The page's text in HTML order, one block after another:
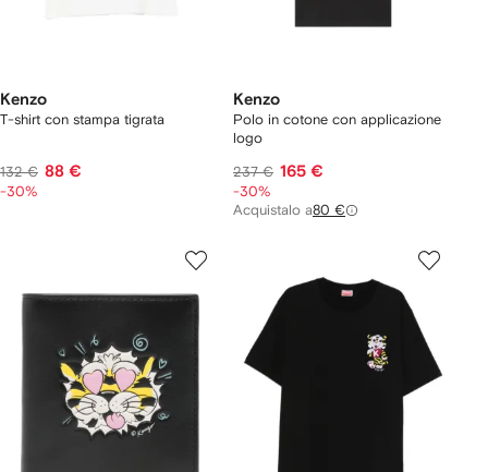
Kenzo
T-shirt con stampa tigrata
132 € 88 €
-30%
Kenzo
Polo in cotone con applicazione
logo
237 € 165 €
-30%
Acquistalo a80 €